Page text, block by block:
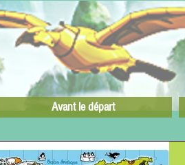
Avant le départ